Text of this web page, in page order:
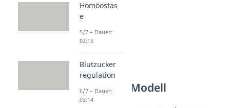
Induced-Fit-Modell
Homöostas
e
5/7 – Dauer:
02:15
Blutzucker
regulation
6/7 – Dauer:
03:14